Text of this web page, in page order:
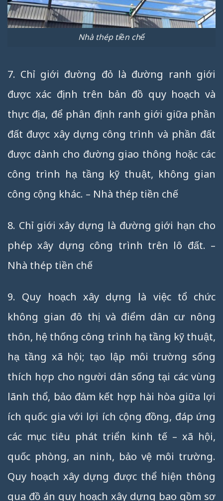
Nhà thép tiền chế
7. Chỉ giới đường đỏ là đường ranh giới
được xác định trên bản đồ quy hoạch và
thực địa, để phân định ranh giới giữa phần
đất được xây dựng công trình và phần đất
được dành cho đường giao thông hoặc các
công trình hạ tầng kỹ thuật, không gian
công cộng khác. – Nhà thép tiền chế
8. Chỉ giới xây dựng là đường giới hạn cho
phép xây dựng công trình trên lô đất. –
Nhà thép tiền chế
9. Quy hoạch xây dựng là việc tổ chức
không gian đô thị và điểm dân cư nông
thôn, hệ thống công trình hạ tầng kỹ thuật,
hạ tầng xã hội; tạo lập môi trường sống
thích hợp cho người dân sống tại các vùng
lãnh thổ, bảo đảm kết hợp hài hòa giữa lợi
ích quốc gia với lợi ích cộng đồng, đáp ứng
các mục tiêu phát triển kinh tế – xã hội,
quốc phòng, an ninh, bảo vệ môi trường.
Quy hoạch xây dựng được thể hiện thông
qua đồ án quy hoạch xây dựng bao gồm sơ